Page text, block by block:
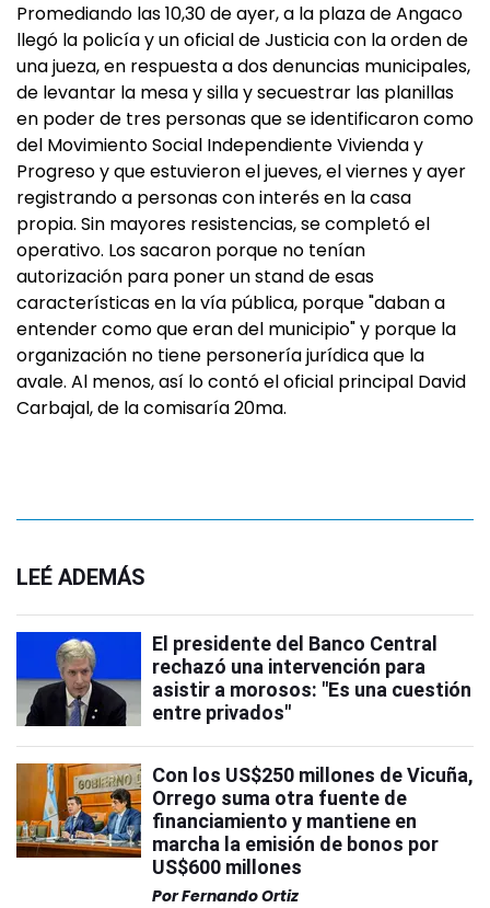
Promediando las 10,30 de ayer, a la plaza de Angaco
llegó la policía y un oficial de Justicia con la orden de
una jueza, en respuesta a dos denuncias municipales,
de levantar la mesa y silla y secuestrar las planillas
en poder de tres personas que se identificaron como
del Movimiento Social Independiente Vivienda y
Progreso y que estuvieron el jueves, el viernes y ayer
registrando a personas con interés en la casa
propia. Sin mayores resistencias, se completó el
operativo. Los sacaron porque no tenían
autorización para poner un stand de esas
características en la vía pública, porque "daban a
entender como que eran del municipio" y porque la
organización no tiene personería jurídica que la
avale. Al menos, así lo contó el oficial principal David
Carbajal, de la comisaría 20ma.
LEÉ ADEMÁS
El presidente del Banco Central
rechazó una intervención para
asistir a morosos: "Es una cuestión
entre privados"
Con los US$250 millones de Vicuña,
Orrego suma otra fuente de
financiamiento y mantiene en
marcha la emisión de bonos por
US$600 millones
PorFernando Ortiz